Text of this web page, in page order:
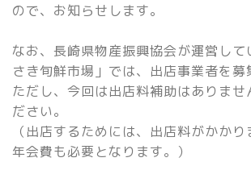
ので、お知らせします。
なお、長崎県物産振興協会が運営して
さき旬鮮市場」では、出店事業者を募
ただし、今回は出店料補助はありませ
ださい。
（出店するためには、出店料がかかり
年会費も必要となります。）